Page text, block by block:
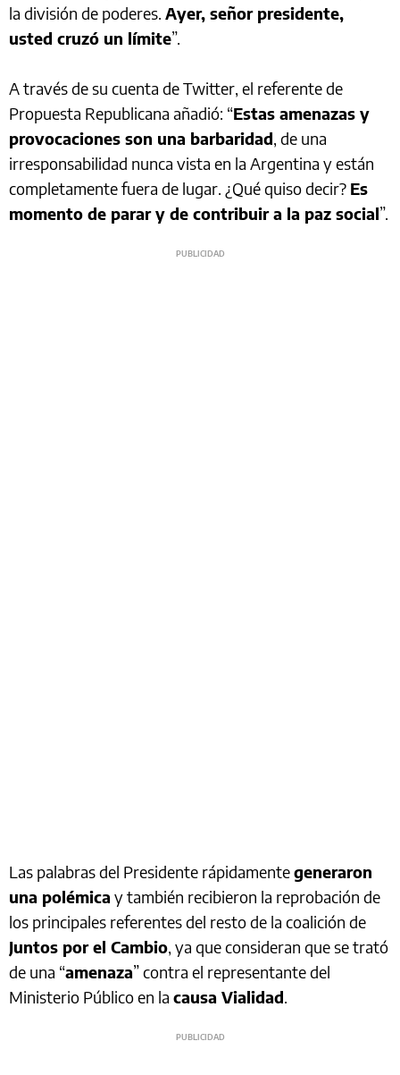
la división de poderes. Ayer, señor presidente,
usted cruzó un límite”.
A través de su cuenta de Twitter, el referente de
Propuesta Republicana añadió: “Estas amenazas y
provocaciones son una barbaridad, de una
irresponsabilidad nunca vista en la Argentina y están
completamente fuera de lugar. ¿Qué quiso decir? Es
momento de parar y de contribuir a la paz social”.
Las palabras del Presidente rápidamentegeneraron
una polémica y también recibieron la reprobación de
los principales referentes del resto de la coalición de
Juntos por el Cambio, ya que consideran que se trató
de una “amenaza” contra el representante del
Ministerio Público en la causa Vialidad.